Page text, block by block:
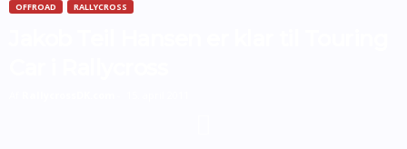
OFFROAD RALLYCROSS